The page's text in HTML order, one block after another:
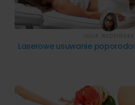
Laserowe usuwanie
JULIA WŁOSIŃSKA